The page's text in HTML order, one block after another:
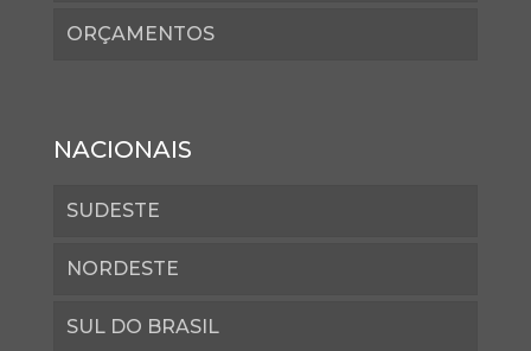
ORÇAMENTOS
NACIONAIS
SUDESTE
NORDESTE
SUL DO BRASIL